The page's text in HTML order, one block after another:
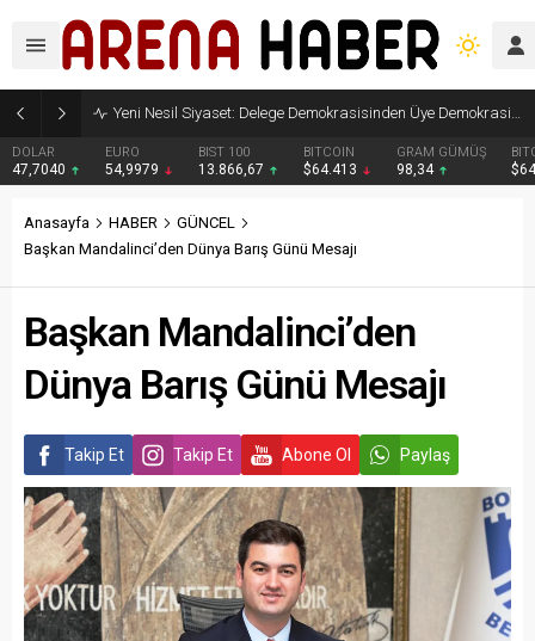
Yeni Nesil Siyaset: Delege Demokrasisinden Üye Demokrasisine
DOLAR
47,7040
EURO
54,9979
BIST 100
13.866,67
BITCOIN
$64.413
GRAM GÜMÜŞ
98,34
Anasayfa HABER
GÜNCEL
Başkan Mandalinci’den Dünya Barış Günü Mesajı
Başkan Mandalinci’den
Dünya Barış Günü Mesajı
Takip Et Takip Et Abone Ol Paylaş